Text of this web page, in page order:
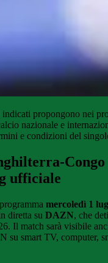
indicati propongono nei
nazionale e
e condizioni del
ufficiale
mercoledì 1
diretta su DAZN, che
Il match sarà visibile
su smart TV, computer,